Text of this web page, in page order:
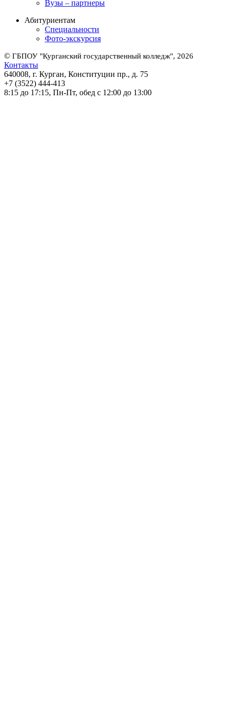
Вузы – партнеры
Абитуриентам
Специальности
Фото-экскурсия
© ГБПОУ "Курганский государственный колледж", 2026
Контакты
640008, г. Курган, Конституции пр., д. 75
+7 (3522) 444-413
8:15 до 17:15, Пн-Пт, обед с 12:00 до 13:00